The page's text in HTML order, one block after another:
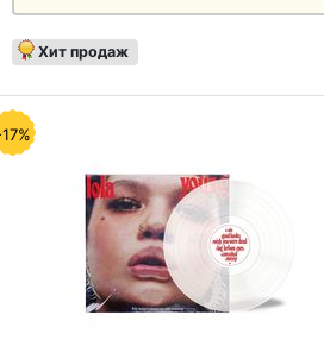
Хит продаж